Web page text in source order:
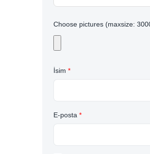
Choose pictures (maxsize:
İsim *
E-posta *